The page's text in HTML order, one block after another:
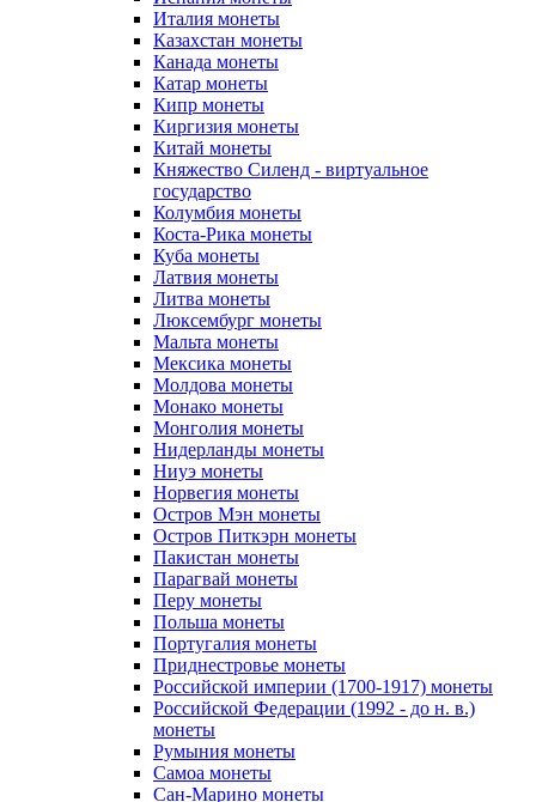
Италия монеты
Казахстан монеты
Канада монеты
Катар монеты
Кипр монеты
Киргизия монеты
Китай монеты
Княжество Силенд - виртуальное
государство
Колумбия монеты
Коста-Рика монеты
Куба монеты
Латвия монеты
Литва монеты
Люксембург монеты
Мальта монеты
Мексика монеты
Молдова монеты
Монако монеты
Монголия монеты
Нидерланды монеты
Ниуэ монеты
Норвегия монеты
Остров Мэн монеты
Остров Питкэрн монеты
Пакистан монеты
Парагвай монеты
Перу монеты
Польша монеты
Португалия монеты
Приднестровье монеты
Российской империи (1700-1917) монеты
Российской Федерации (1992 - до н. в.)
монеты
Румыния монеты
Самоа монеты
Сан-Марино монеты